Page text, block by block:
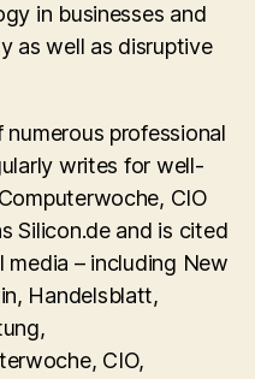
in businesses and
as well as disruptive
professional
writes for well-
CIO
Silicon.de and is cited
media – including New
Handelsblatt,
CIO,